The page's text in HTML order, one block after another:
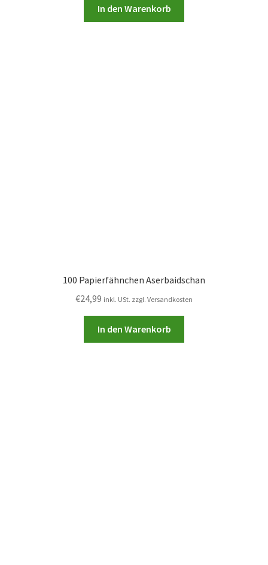
In den Warenkorb
100 Papierfähnchen Aserbaidschan
€24,99 inkl. USt. zzgl. Versandkosten
In den Warenkorb